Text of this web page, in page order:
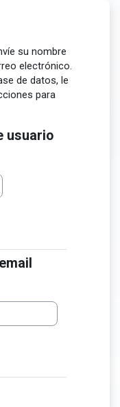
su nombre
electrónico.
de datos, le
para
usuario